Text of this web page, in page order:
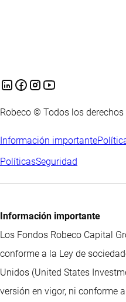
Robeco © Todos los derechos
Información importante
PolíticasSeguridad
Información importante
Los Fondos Robeco Capital
conforme a la Ley de
Unidos (United States
versión en vigor, ni conforme